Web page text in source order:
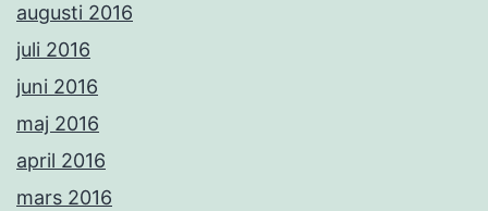
augusti 2016
juli 2016
juni 2016
maj 2016
april 2016
mars 2016